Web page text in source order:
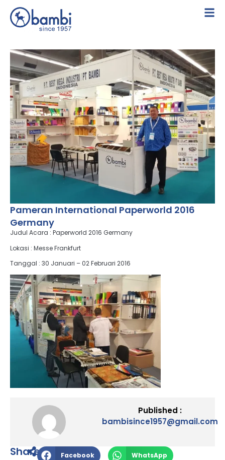
Pameran International Paperworld 2016
Germany
Judul Acara : Paperworld 2016 Germany
Lokasi : Messe Frankfurt
Tanggal : 30 Januari – 02 Februari 2016
Published :
bambisince1957@gmail.com
Share Facebook WhatsApp